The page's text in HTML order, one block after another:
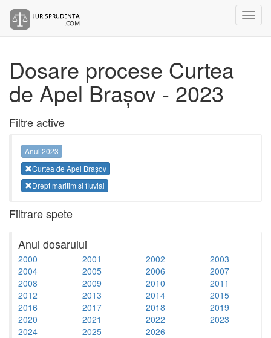
Dosare procese Curtea
de Apel Brașov - 2023
Filtre active
Anul 2023
Curtea de Apel Brașov
Drept maritim si fluvial
Filtrare spete
Anul dosarului
2000 2001 2002
2003
2004
2005 2006
2007
2008
2009 2010
2011
2012
2013 2014
2015
2016
2017 2018
2019
2020
2021 2022
2023
2024
2025 2026